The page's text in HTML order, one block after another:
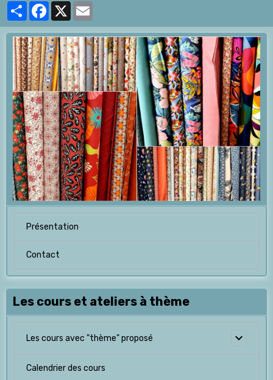
PartagerFacebook
Présentation
Contact
Les cours et ateliers à thème
Les cours avec "thème" proposé
Calendrier des cours